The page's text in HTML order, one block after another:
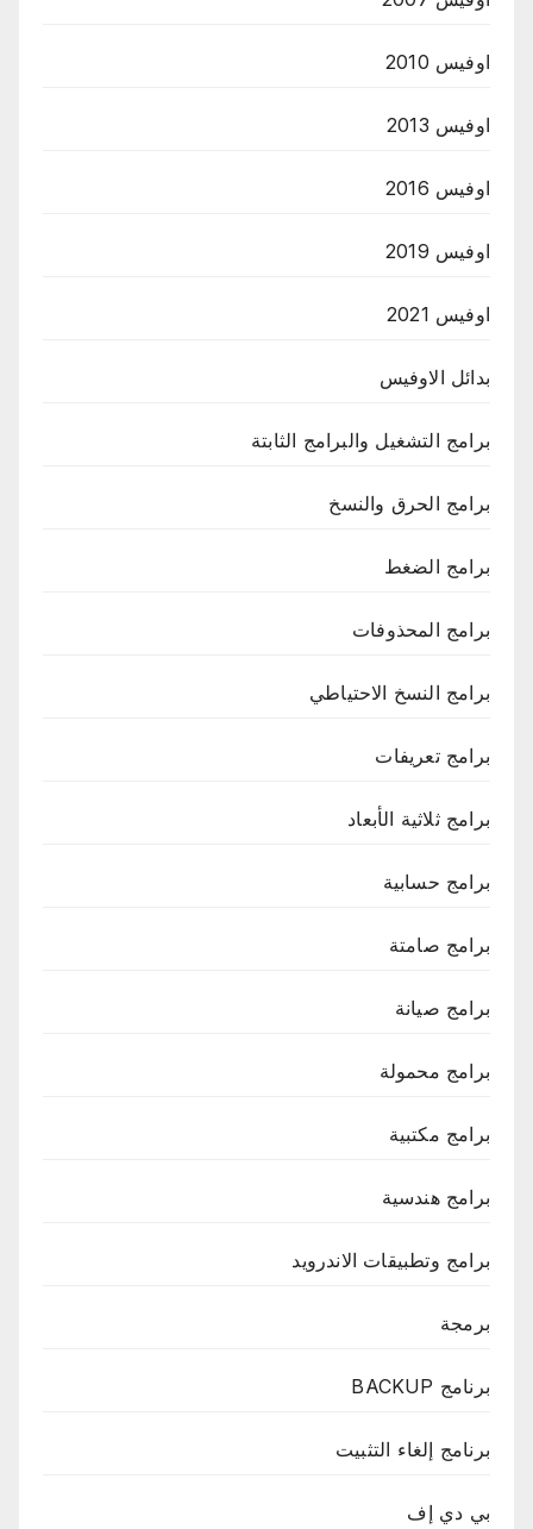
اوفيس 2010
اوفيس 2013
اوفيس 2016
اوفيس 2019
اوفيس 2021
بدائل الاوفيس
برامج التشغيل والبرامج الثابتة
برامج الحرق والنسخ
برامج الضغط
برامج المحذوفات
برامج النسخ الاحتياطي
برامج تعريفات
برامج ثلاثية الأبعاد
برامج حسابية
برامج صامتة
برامج صيانة
برامج محمولة
برامج مكتبية
برامج هندسية
برامج وتطبيقات الاندرويد
برمجة
برنامج BACKUP
برنامج إلغاء التثبيت
بي دي إف